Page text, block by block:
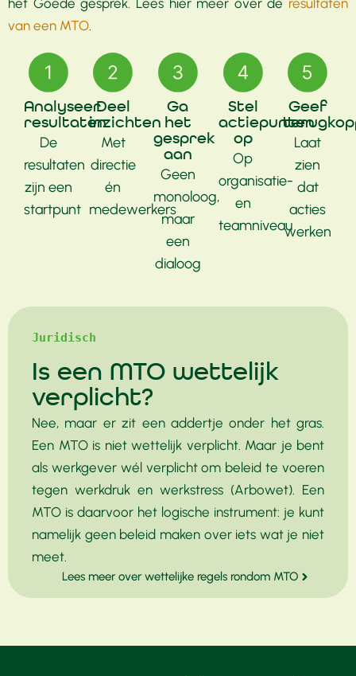
van een MTO
Analyseer
resultaten
De
resultaten
zijn een
startpunt
Deel
inzichten
Met
directie
én
medewerkers
Ga
het
gesprek
aan
Geen
monoloog,
maar
een
dialoog
Stel
actiepunten
op
Op
organisatie-
en
teamniveau
Geef
Laat
zien
dat
acties
werken
Juridisch
Is een MTO wettelijk
verplicht?
Nee, maar er zit een addertje onder het gras.
Een MTO is niet wettelijk verplicht. Maar je bent
als werkgever wél verplicht om beleid te voeren
tegen werkdruk en werkstress (Arbowet). Een
MTO is daarvoor het logische instrument: je kunt
namelijk geen beleid maken over iets wat je niet
meet.
Lees meer over wettelijke regels rondom MTO